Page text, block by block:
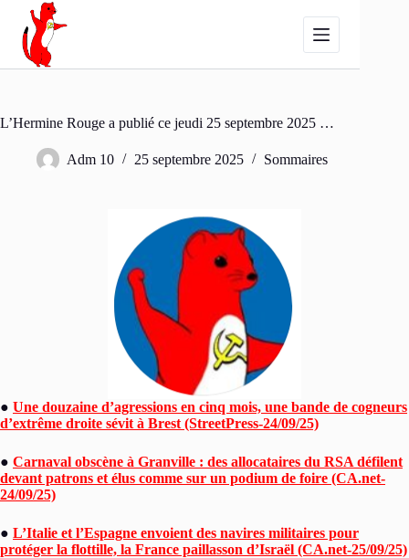
Passer
contenu
L’Hermine Rouge a publié ce jeudi 25 septembre 2025 …
Adm 10 25 septembre 2025 Sommaires
● Une douzaine d’agressions en cinq mois, une bande de cogneurs
d’extrême droite sévit à Brest (StreetPress-24/09/25)
● Carnaval obscène à Granville : des allocataires du RSA défilent
devant patrons et élus comme sur un podium de foire (CA.net-
24/09/25)
● L’Italie et l’Espagne envoient des navires militaires pour
protéger la flottille, la France paillasson d’Israël (CA.net-25/09/25)